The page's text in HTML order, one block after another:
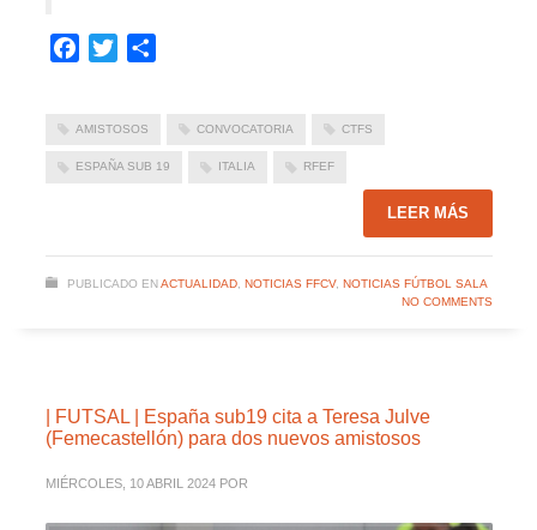
Facebook
Twitter
AMISTOSOS CONVOCATORIA CTFS
ESPAÑA SUB 19 ITALIA RFEF
LEER MÁS
PUBLICADO EN ACTUALIDAD, NOTICIAS FFCV, NOTICIAS FÚTBOL SALA
NO COMMENTS
| FUTSAL | España sub19 cita a Teresa Julve
(Femecastellón) para dos nuevos amistosos
MIÉRCOLES, 10 ABRIL 2024 POR